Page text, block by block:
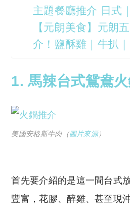
主題餐廳推介 日式
【元朗美食】元朗
介！鹽酥雞｜牛扒
1. 馬辣台式鴛鴦
美國安格斯牛肉（圖片來源）
首先要介紹的是這一間台式
豐富，花膠、醉雞、甚至現